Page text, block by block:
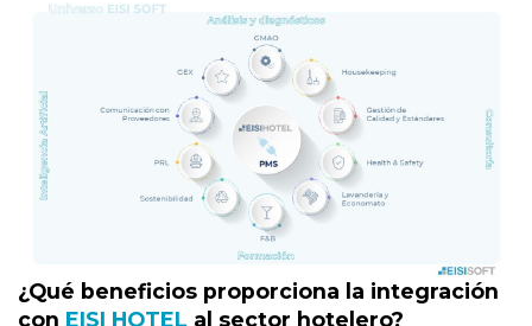
¿Qué beneficios proporciona la integración
con EISI HOTEL al sector hotelero?